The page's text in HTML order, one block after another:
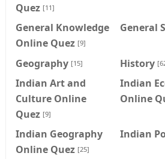
Quez [11]
General Knowledge
Online Quez [9]
General
Geography [15] History
Indian Art and
Culture Online
Quez [9]
Indian
Online
Indian Geography
Online Quez [25]
Indian